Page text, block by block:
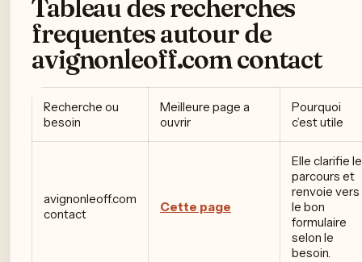
Tableau des recherches
frequentes autour de
avignonleoff.com contact
Recherche ou
besoin
Meilleure page a
ouvrir
Pourquoi
c’est utile
avignonleoff.com
contact
Cette page
Elle clarifie le
parcours et
renvoie vers
le bon
formulaire
selon le
besoin.